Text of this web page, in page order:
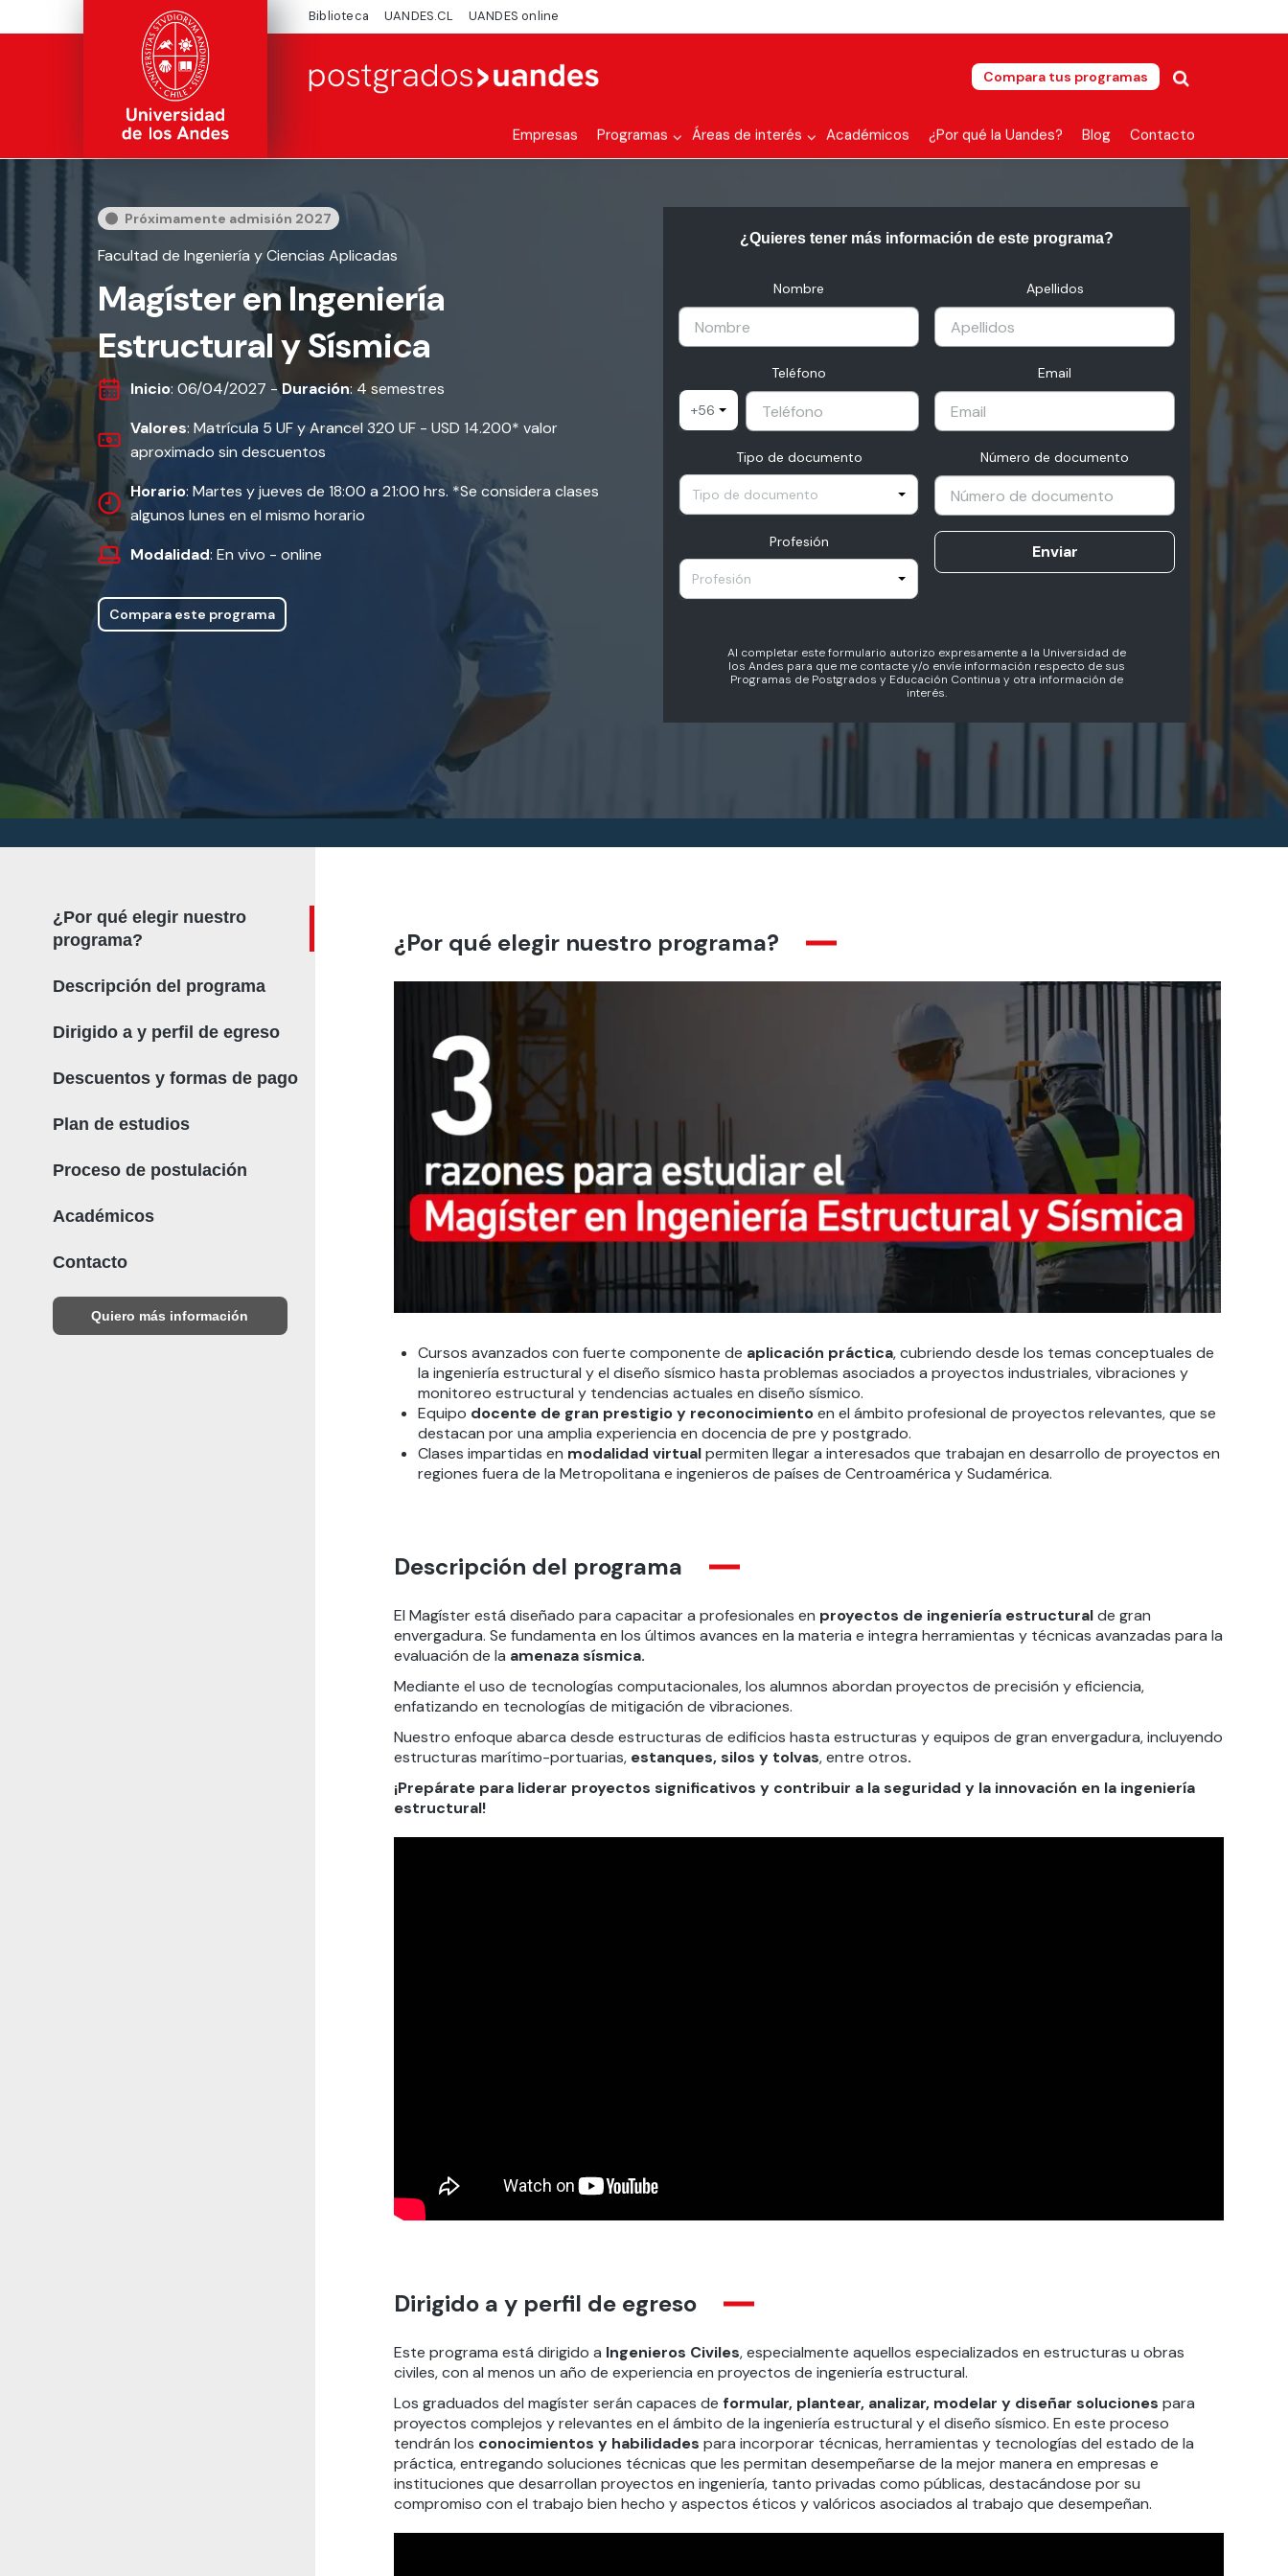
Biblioteca UANDES.CL UANDES online
Compara tus programas
Empresas Programas Áreas de interés Académicos ¿Por qué la Uandes? Blog Contacto
Próximamente admisión 2027
Facultad de Ingeniería y Ciencias Aplicadas
Magíster en Ingeniería
Estructural y Sísmica
Inicio: 06/04/2027 -Duración: 4 semestres
Valores: Matrícula 5 UF y Arancel 320 UF - USD 14.200* valor
aproximado sin descuentos
Horario: Martes y jueves de 18:00 a 21:00 hrs. *Se considera clases
algunos lunes en el mismo horario
Modalidad: En vivo - online
Compara este programa
¿Quieres tener más información de este programa?
Nombre Apellidos
Teléfono
+56
Email
Tipo de documento
Tipo de documento
Número de documento
Profesión
Profesión
Enviar
Al completar este formulario autorizo expresamente a la Universidad de
los Andes para que me contacte y/o envíe información respecto de sus
Programas de Postgrados y Educación Continua y otra información de
interés.
¿Por qué elegir nuestro
programa?
Descripción del programa
Dirigido a y perfil de egreso
Descuentos y formas de pago
Plan de estudios
Proceso de postulación
Académicos
Contacto
Quiero más información
¿Por qué elegir nuestro programa?
Cursos avanzados con fuerte componente de aplicación práctica, cubriendo desde los temas conceptuales de
la ingeniería estructural y el diseño sísmico hasta problemas asociados a proyectos industriales, vibraciones y
monitoreo estructural y tendencias actuales en diseño sísmico.
Equipo docente de gran prestigio y reconocimientoen el ámbito profesional de proyectos relevantes, que se
destacan por una amplia experiencia en docencia de pre y postgrado.
Clases impartidas en modalidad virtualpermiten llegar a interesados que trabajan en desarrollo de proyectos en
regiones fuera de la Metropolitana e ingenieros de países de Centroamérica y Sudamérica.
Descripción del programa
El Magíster está diseñado para capacitar a profesionales en proyectos de ingeniería estructuralde gran
envergadura. Se fundamenta en los últimos avances en la materia e integra herramientas y técnicas avanzadas para la
evaluación de la amenaza sísmica.
Mediante el uso de tecnologías computacionales, los alumnos abordan proyectos de precisión y eficiencia,
enfatizando en tecnologías de mitigación de vibraciones.
Nuestro enfoque abarca desde estructuras de edificios hasta estructuras y equipos de gran envergadura, incluyendo
estructuras marítimo-portuarias, estanques, silos y tolvas, entre otros.
¡Prepárate para liderar proyectos significativos y contribuir a la seguridad y la innovación en la ingeniería
estructural!
Dirigido a y perfil de egreso
Este programa está dirigido a Ingenieros Civiles, especialmente aquellos especializados en estructuras u obras
civiles, con al menos un año de experiencia en proyectos de ingeniería estructural.
Los graduados del magíster serán capaces de formular, plantear, analizar, modelar y diseñar soluciones para
proyectos complejos y relevantes en el ámbito de la ingeniería estructural y el diseño sísmico. En este proceso
tendrán los conocimientos y habilidades para incorporar técnicas, herramientas y tecnologías del estado de la
práctica, entregando soluciones técnicas que les permitan desempeñarse de la mejor manera en empresas e
instituciones que desarrollan proyectos en ingeniería, tanto privadas como públicas, destacándose por su
compromiso con el trabajo bien hecho y aspectos éticos y valóricos asociados al trabajo que desempeñan.